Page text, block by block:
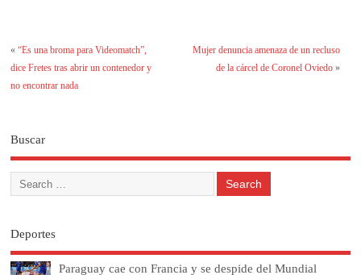
«“Es una broma para Videomatch”,
dice Fretes tras abrir un contenedor y
no encontrar nada
Mujer denuncia amenaza de un recluso
de la cárcel de Coronel Oviedo»
Buscar
Deportes
Paraguay cae con Francia y se despide del Mundial